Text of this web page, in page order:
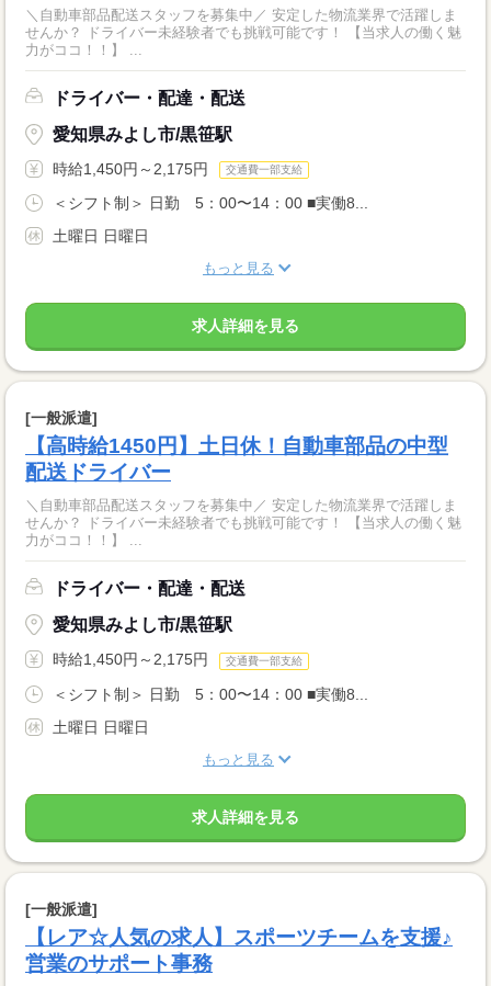
＼自動車部品配送スタッフを募集中／ 安定した物流業界で活躍しま
せんか？ ドライバー未経験者でも挑戦可能です！ 【当求人の働く魅
力がココ！！】 ...
ドライバー・配達・配送
愛知県みよし市/黒笹駅
時給1,450円～2,175円 交通費一部支給
＜シフト制＞ 日勤 5：00〜14：00 ■実働8...
土曜日 日曜日
もっと見る
求人詳細を見る
[一般派遣]
【高時給1450円】土日休！自動車部品の中型
配送ドライバー
＼自動車部品配送スタッフを募集中／ 安定した物流業界で活躍しま
せんか？ ドライバー未経験者でも挑戦可能です！ 【当求人の働く魅
力がココ！！】 ...
ドライバー・配達・配送
愛知県みよし市/黒笹駅
時給1,450円～2,175円 交通費一部支給
＜シフト制＞ 日勤 5：00〜14：00 ■実働8...
土曜日 日曜日
もっと見る
求人詳細を見る
[一般派遣]
【レア☆人気の求人】スポーツチームを支援♪
営業のサポート事務